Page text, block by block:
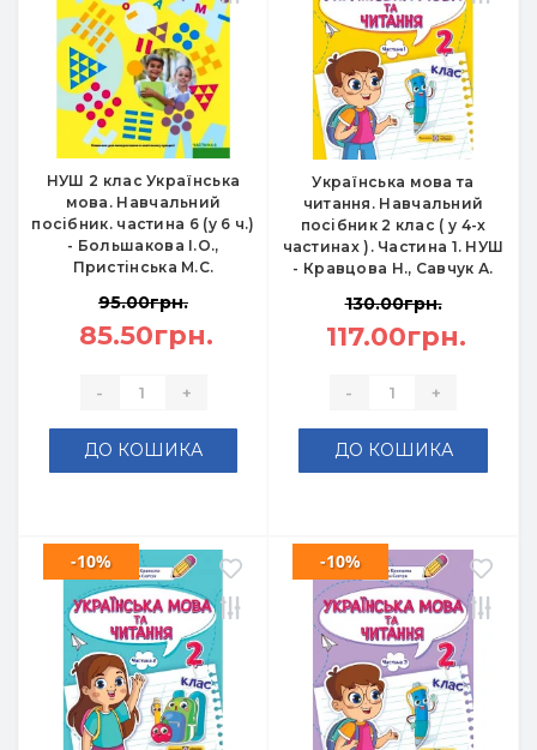
НУШ 2 клас Українська
мова. Навчальний
посібник. частина 6 (у 6 ч.)
- Большакова І.О.,
Пристінська М.С.
95.00грн.
85.50грн.
- +
ДО КОШИКА
Українська мова та
читання. Навчальний
посібник 2 клас ( у 4-х
частинах ). Частина 1. НУШ
- Кравцова Н., Савчук А.
130.00грн.
117.00грн.
- +
ДО КОШИКА
-10% -10%